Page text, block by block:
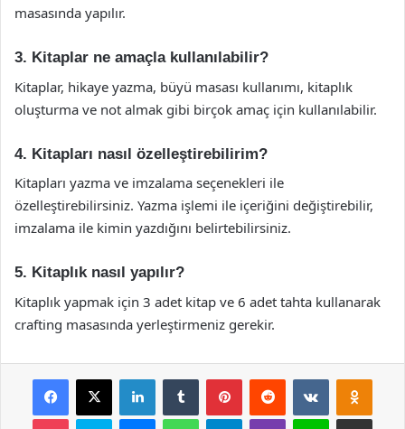
masasında yapılır.
3. Kitaplar ne amaçla kullanılabilir?
Kitaplar, hikaye yazma, büyü masası kullanımı, kitaplık
oluşturma ve not almak gibi birçok amaç için kullanılabilir.
4. Kitapları nasıl özelleştirebilirim?
Kitapları yazma ve imzalama seçenekleri ile
özelleştirebilirsiniz. Yazma işlemi ile içeriğini değiştirebilir,
imzalama ile kimin yazdığını belirtebilirsiniz.
5. Kitaplık nasıl yapılır?
Kitaplık yapmak için 3 adet kitap ve 6 adet tahta kullanarak
crafting masasında yerleştirmeniz gerekir.
Facebook
X LinkedInTumblr PinterestReddit VKontakte
Pocket Skype MessengerWhatsAppTelegramViber Line E-Posta ile